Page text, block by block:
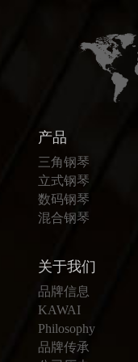
产品
三角钢琴
立式钢琴
数码钢琴
混合钢琴
关于我们
品牌信息
KAWAI
Philosophy
品牌传承